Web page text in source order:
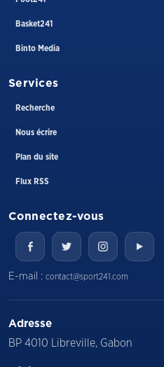
Basket241
Binto Media
Services
Recherche
Nous écrire
Plan du site
Flux RSS
Connectez-vous
E-mail : contact@sport241.com
Adresse
BP 4010 Libreville, Gabon